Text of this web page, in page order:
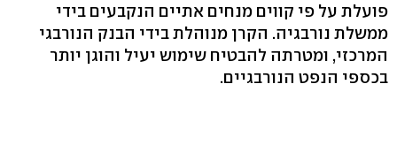
פועלת על פי קווים מנחים אתיים הנקבעים בידי
ממשלת נורבגיה. הקרן מנוהלת בידי הבנק הנורבגי
המרכזי, ומטרתה להבטיח שימוש יעיל והוגן יותר
בכספי הנפט הנורבגיים.